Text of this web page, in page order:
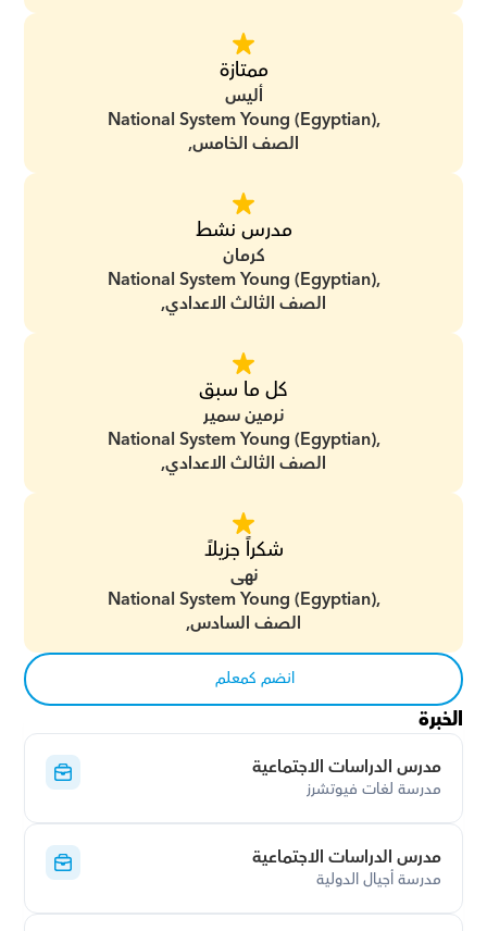
ممتازة
أليس
الصف الخامس,
National System Young (Egyptian),
مدرس نشط
كرمان
الصف الثالث الاعدادي,
National System Young (Egyptian),
كل ما سبق
نرمين سمير
الصف الثالث الاعدادي,
National System Young (Egyptian),
شكراً جزيلاً
نهى
الصف السادس,
National System Young (Egyptian),
انضم كمعلم
الخبرة
مدرس الدراسات الاجتماعية
مدرسة لغات فيوتشرز
مدرس الدراسات الاجتماعية
مدرسة أجيال الدولية